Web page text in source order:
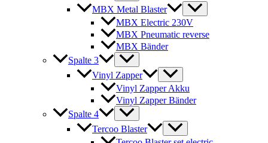
MBX Metal Blaster
MBX Electric 230V
MBX Pneumatic reverse
MBX Bänder
Spalte 3
Vinyl Zapper
Vinyl Zapper Akku
Vinyl Zapper Bänder
Spalte 4
Tercoo Blaster